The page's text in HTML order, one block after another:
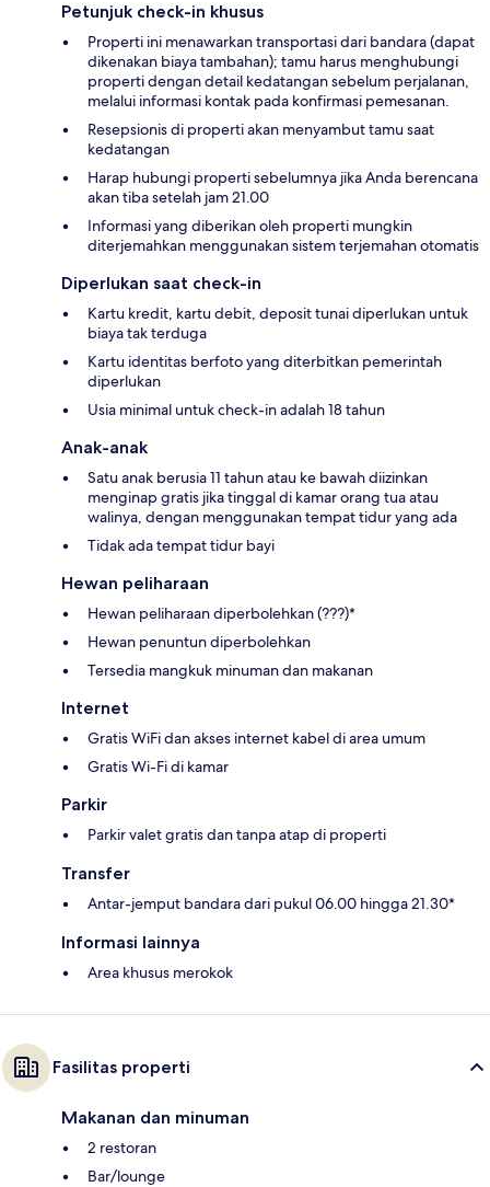
Petunjuk check-in khusus
Properti ini menawarkan transportasi dari bandara (dapat
dikenakan biaya tambahan); tamu harus menghubungi
properti dengan detail kedatangan sebelum perjalanan,
melalui informasi kontak pada konfirmasi pemesanan.
Resepsionis di properti akan menyambut tamu saat
kedatangan
Harap hubungi properti sebelumnya jika Anda berencana
akan tiba setelah jam 21.00
Informasi yang diberikan oleh properti mungkin
diterjemahkan menggunakan sistem terjemahan otomatis
Diperlukan saat check-in
Kartu kredit, kartu debit, deposit tunai diperlukan untuk
biaya tak terduga
Kartu identitas berfoto yang diterbitkan pemerintah
diperlukan
Usia minimal untuk check-in adalah 18 tahun
Anak-anak
Satu anak berusia 11 tahun atau ke bawah diizinkan
menginap gratis jika tinggal di kamar orang tua atau
walinya, dengan menggunakan tempat tidur yang ada
Tidak ada tempat tidur bayi
Hewan peliharaan
Hewan peliharaan diperbolehkan (???)*
Hewan penuntun diperbolehkan
Tersedia mangkuk minuman dan makanan
Internet
Gratis WiFi dan akses internet kabel di area umum
Gratis Wi-Fi di kamar
Parkir
Parkir valet gratis dan tanpa atap di properti
Transfer
Antar-jemput bandara dari pukul 06.00 hingga 21.30*
Informasi lainnya
Area khusus merokok
Fasilitas properti
Makanan dan minuman
2 restoran
Bar/lounge